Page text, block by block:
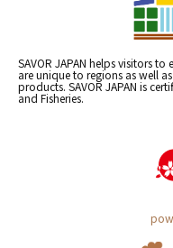
SAVOR JAPAN helps visitors
are unique to regions as well
products. SAVOR JAPAN is
and Fisheries.